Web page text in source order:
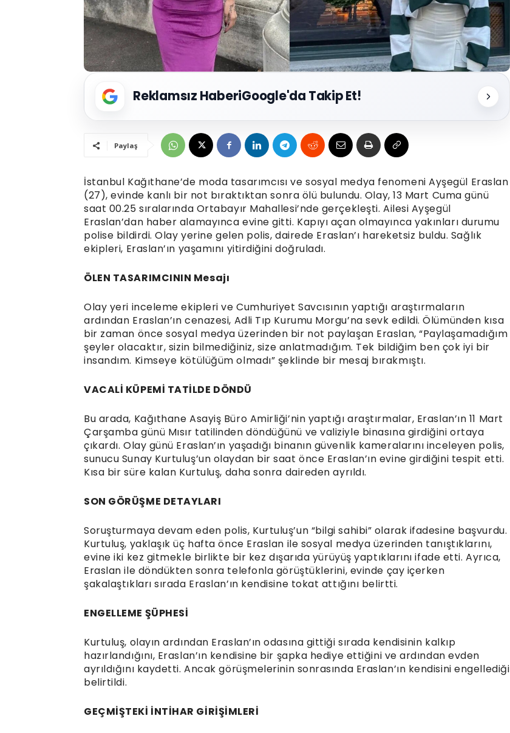
Reklamsız HaberiGoogle'da Takip Et!
Paylaş
İstanbul Kağıthane’de moda tasarımcısı ve sosyal medya fenomeni Ayşegül Eraslan
(27), evinde kanlı bir not bıraktıktan sonra ölü bulundu. Olay, 13 Mart Cuma günü
saat 00.25 sıralarında Ortabayır Mahallesi’nde gerçekleşti. Ailesi Ayşegül
Eraslan’dan haber alamayınca evine gitti. Kapıyı açan olmayınca yakınları durumu
polise bildirdi. Olay yerine gelen polis, dairede Eraslan’ı hareketsiz buldu. Sağlık
ekipleri, Eraslan’ın yaşamını yitirdiğini doğruladı.
ÖLEN TASARIMCININ Mesajı
Olay yeri inceleme ekipleri ve Cumhuriyet Savcısının yaptığı araştırmaların
ardından Eraslan’ın cenazesi, Adli Tıp Kurumu Morgu’na sevk edildi. Ölümünden kısa
bir zaman önce sosyal medya üzerinden bir not paylaşan Eraslan, “Paylaşamadığım
şeyler olacaktır, sizin bilmediğiniz, size anlatmadığım. Tek bildiğim ben çok iyi bir
insandım. Kimseye kötülüğüm olmadı” şeklinde bir mesaj bırakmıştı.
VACALİ KÜPEMİ TATİLDE DÖNDÜ
Bu arada, Kağıthane Asayiş Büro Amirliği’nin yaptığı araştırmalar, Eraslan’ın 11 Mart
Çarşamba günü Mısır tatilinden döndüğünü ve valiziyle binasına girdiğini ortaya
çıkardı. Olay günü Eraslan’ın yaşadığı binanın güvenlik kameralarını inceleyen polis,
sunucu Sunay Kurtuluş’un olaydan bir saat önce Eraslan’ın evine girdiğini tespit etti.
Kısa bir süre kalan Kurtuluş, daha sonra daireden ayrıldı.
SON GÖRÜŞME DETAYLARI
Soruşturmaya devam eden polis, Kurtuluş’un “bilgi sahibi” olarak ifadesine başvurdu.
Kurtuluş, yaklaşık üç hafta önce Eraslan ile sosyal medya üzerinden tanıştıklarını,
evine iki kez gitmekle birlikte bir kez dışarıda yürüyüş yaptıklarını ifade etti. Ayrıca,
Eraslan ile döndükten sonra telefonla görüştüklerini, evinde çay içerken
şakalaştıkları sırada Eraslan’ın kendisine tokat attığını belirtti.
ENGELLEME ŞÜPHESİ
Kurtuluş, olayın ardından Eraslan’ın odasına gittiği sırada kendisinin kalkıp
hazırlandığını, Eraslan’ın kendisine bir şapka hediye ettiğini ve ardından evden
ayrıldığını kaydetti. Ancak görüşmelerinin sonrasında Eraslan’ın kendisini engellediği
belirtildi.
GEÇMİŞTEKİ İNTİHAR GİRİŞİMLERİ